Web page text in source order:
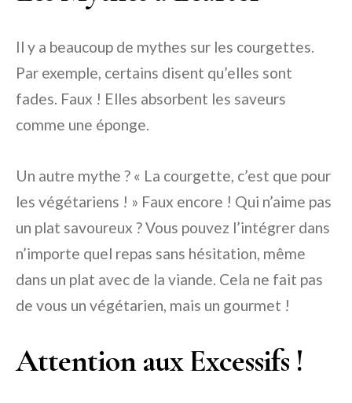
Il y a beaucoup de mythes sur les courgettes.
Par exemple, certains disent qu’elles sont
fades. Faux ! Elles absorbent les saveurs
comme une éponge.
Un autre mythe ? « La courgette, c’est que pour
les végétariens ! » Faux encore ! Qui n’aime pas
un plat savoureux ? Vous pouvez l’intégrer dans
n’importe quel repas sans hésitation, même
dans un plat avec de la viande. Cela ne fait pas
de vous un végétarien, mais un gourmet !
Attention aux Excessifs !